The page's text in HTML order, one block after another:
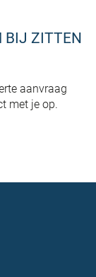
BIJ ZITTEN
aanvraag
met je op.